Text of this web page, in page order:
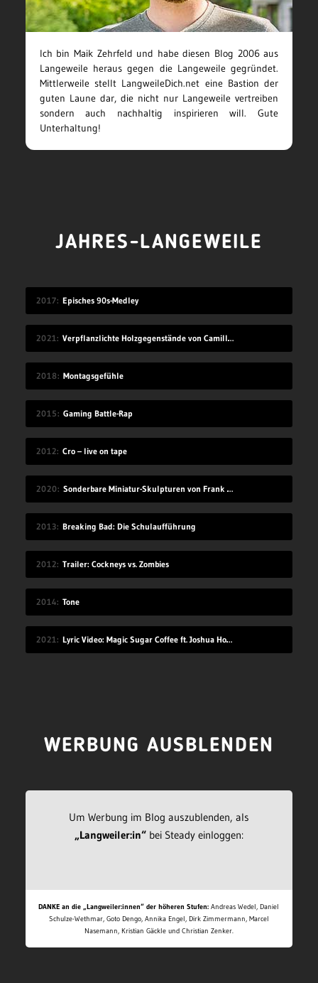
Ich bin Maik Zehrfeld und habe diesen Blog 2006 aus
Langeweile heraus gegen die Langeweile gegründet.
Mittlerweile stellt LangweileDich.net eine Bastion der
guten Laune dar, die nicht nur Langeweile vertreiben
sondern auch nachhaltig inspirieren will. Gute
Unterhaltung!
JAHRES-LANGEWEILE
2017 Episches 90s-Medley
2021 Verpflanzlichte Holzgegenstände von Camille Kachani
2018 Montagsgefühle
2015 Gaming Battle-Rap
2012 Cro – live on tape
2020 Sonderbare Miniatur-Skulpturen von Frank Kunert
2013 Breaking Bad: Die Schulaufführung
2012 Trailer: Cockneys vs. Zombies
2014 Tone
2021 Lyric Video: Magic Sugar Coffee ft. Joshua Howlett – „Blkout“
WERBUNG AUSBLENDEN
Um Werbung im Blog auszublenden, als
„Langweiler:in“bei Steady einloggen:
DANKE an die „Langweiler:innen“ der höheren Stufen: Andreas Wedel, Daniel
Schulze-Wethmar, Goto Dengo, Annika Engel, Dirk Zimmermann, Marcel
Nasemann, Kristian Gäckle und Christian Zenker.